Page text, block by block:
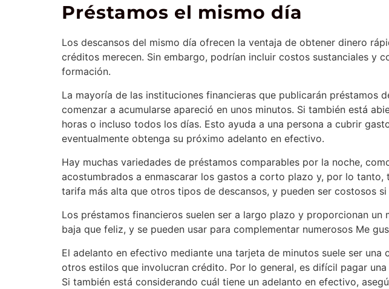
Préstamos el mismo día
Los descansos del mismo día ofrecen la ventaja de obtener dinero
créditos merecen. Sin embargo, podrían incluir costos sustanciales y
formación.
La mayoría de las instituciones financieras que publicarán
comenzar a acumularse apareció en unos minutos. Si también está
horas o incluso todos los días. Esto ayuda a una persona a cubrir
eventualmente obtenga su próximo adelanto en efectivo.
Hay muchas variedades de préstamos comparables por la noche,
acostumbrados a enmascarar los gastos a corto plazo y, por lo tanto,
tarifa más alta que otros tipos de descansos, y pueden ser costosos
Los préstamos financieros suelen ser a largo plazo y proporcionan
baja que feliz, y se pueden usar para complementar numerosos Me
El adelanto en efectivo mediante una tarjeta de minutos suele ser
otros estilos que involucran crédito. Por lo general, es difícil pagar
Si también está considerando cuál tiene un adelanto en efectivo,